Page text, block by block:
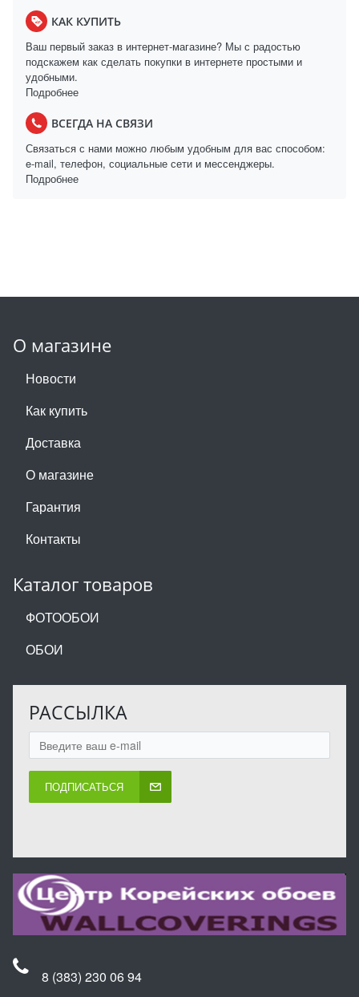
КАК КУПИТЬ
Ваш первый заказ в интернет-магазине? Мы с радостью
подскажем как сделать покупки в интернете простыми и
удобными.
Подробнее
ВСЕГДА НА СВЯЗИ
Связаться с нами можно любым удобным для вас способом:
e-mail, телефон, социальные сети и мессенджеры.
Подробнее
О магазине
Новости
Как купить
Доставка
О магазине
Гарантия
Контакты
Каталог товаров
ФОТООБОИ
ОБОИ
РАССЫЛКА
ПОДПИСАТЬСЯ
8 (383) 230 06 94